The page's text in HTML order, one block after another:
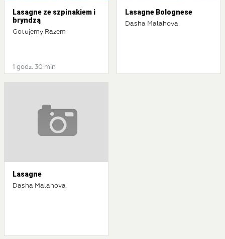
Lasagne ze szpinakiem i
bryndzą
Gotujemy Razem
1 godz. 30 min
Lasagne Bolognese
Dasha Malahova
Lasagne
Dasha Malahova